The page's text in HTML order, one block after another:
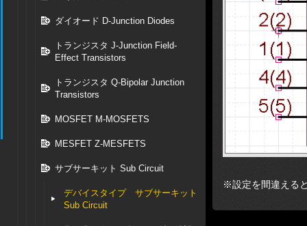
ダイオード D-Junction Diodes
トランジスタ J-Junction Field-
Effect Transistors
トランジスタ Q-Bipolar Junction
Transistors
MOSFET M-MOSFETS
MESFET Z-MESFETS
サブサーキット Sub Circuit
デバイスタイプ サブサーキット
Sub Circuit
※設定を間違える